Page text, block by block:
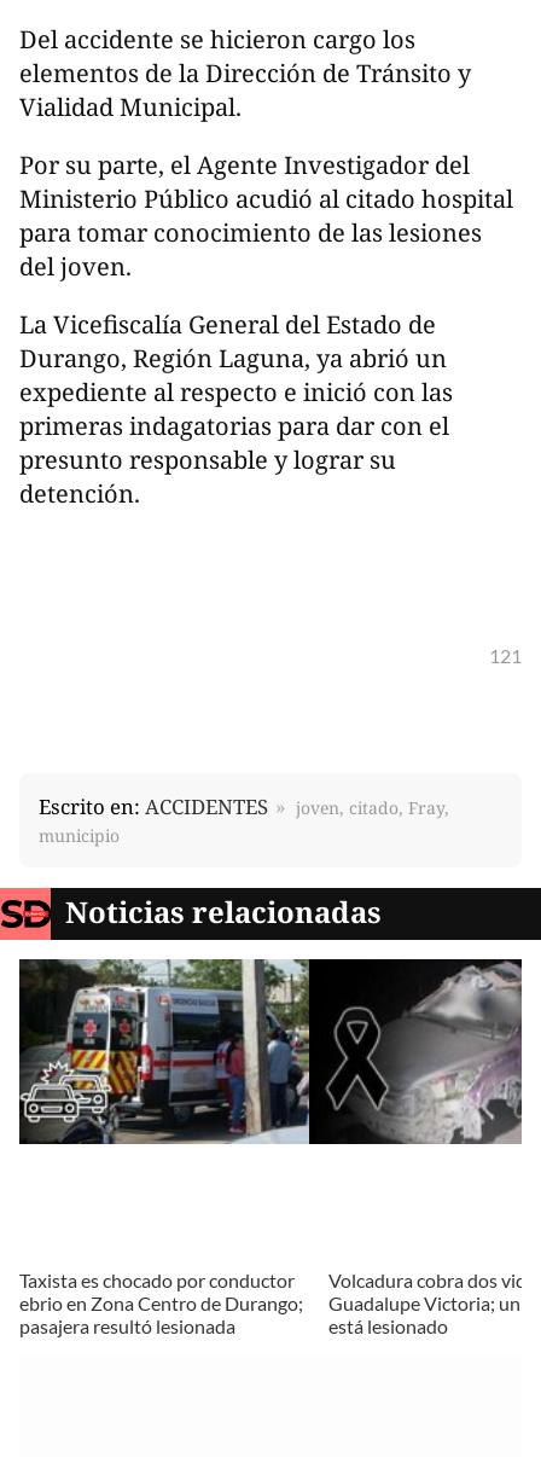
Del accidente se hicieron cargo los
elementos de la Dirección de Tránsito y
Vialidad Municipal.
Por su parte, el Agente Investigador del
Ministerio Público acudió al citado hospital
para tomar conocimiento de las lesiones
del joven.
La Vicefiscalía General del Estado de
Durango, Región Laguna, ya abrió un
expediente al respecto e inició con las
primeras indagatorias para dar con el
presunto responsable y lograr su
detención.
121
Escrito en: ACCIDENTES
joven, citado, Fray,
municipio
Noticias relacionadas
Taxista es chocado por conductor
ebrio en Zona Centro de Durango;
pasajera resultó lesionada
Volcadura cobra dos
Guadalupe Victoria; un
está lesionado